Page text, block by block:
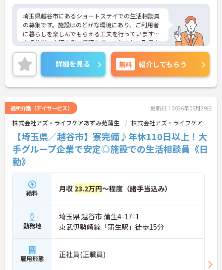
埼玉県越谷市にあるショートステイでの生活相談員
の募集です。施設はのどかな環境にあり、ご利用者
に暮らしを楽しんでもらえる工夫を行っています。
育児休業・介護休業・看護休暇、それぞれの取得実
績があり、休日休暇制度が充実しています。また、
研修制度が充実しているので、スキルアップが見込
めます。
ご興味のある方には、面接対策ポイントなど、さら
に詳細をお話しいたしますのでお気軽にご相談くだ
詳細を見る 無料 紹介してもらう
通所介護（デイサービス） 更新日：2026年05月29日
株式会社アズ・ライフケアあずみ苑蒲生 株式会社アズ・ライフケア
【埼玉県／越谷市】寮完備♪年休110日以上！大
手グループ企業で安定◎施設での生活相談員《日
勤》
給料 月収 23.2万円～程度（諸手当込み）
勤務地
埼玉県 越谷市 蒲生4-17-1
東武伊勢崎線「蒲生駅」徒歩15分
雇用形態 正社員(正職員)